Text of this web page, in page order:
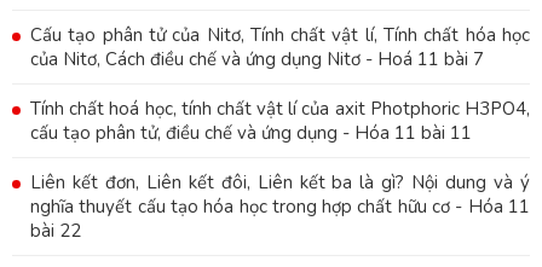
Cấu tạo phân tử của Nitơ, Tính chất vật lí, Tính chất hóa học
của Nitơ, Cách điều chế và ứng dụng Nitơ - Hoá 11 bài 7
Tính chất hoá học, tính chất vật lí của axit Photphoric H3PO4,
cấu tạo phân tử, điều chế và ứng dụng - Hóa 11 bài 11
Liên kết đơn, Liên kết đôi, Liên kết ba là gì? Nội dung và ý
nghĩa thuyết cấu tạo hóa học trong hợp chất hữu cơ - Hóa 11
bài 22